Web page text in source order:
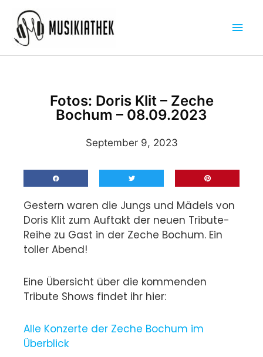
Inhalt
springen
Fotos: Doris Klit – Zeche
Bochum – 08.09.2023
September 9, 2023
Gestern waren die Jungs und Mädels von
Doris Klit zum Auftakt der neuen Tribute-
Reihe zu Gast in der Zeche Bochum. Ein
toller Abend!
Eine Übersicht über die kommenden
Tribute Shows findet ihr hier:
Alle Konzerte der Zeche Bochum im
Überblick